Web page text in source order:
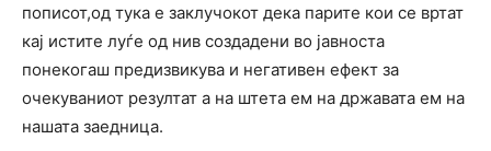
пописот,од тука е заклучокот дека парите кои се вртат
кај истите луѓе од нив создадени во јавноста
понекогаш предизвикува и негативен ефект за
очекуваниот резултат а на штета ем на државата ем на
нашата заедница.